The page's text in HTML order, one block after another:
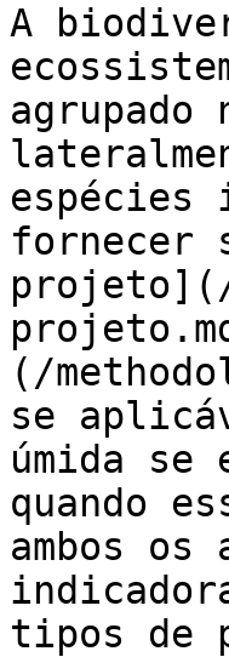
A
agrupado
espécies
fornecer
projeto](/
(/
se
úmida se
quando
ambos
tipos de